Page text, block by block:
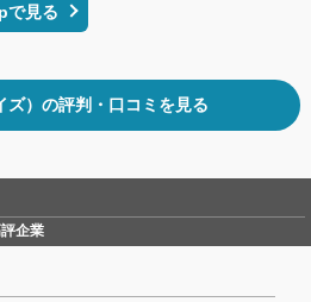
で見る
ズ）の評判・口コミを見る
企業